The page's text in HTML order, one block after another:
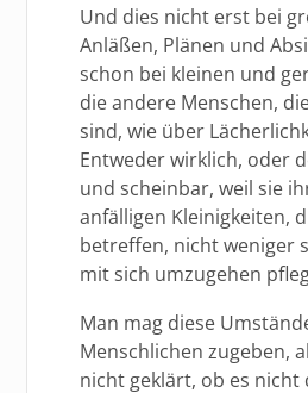
Und dies nicht erst bei
Anläßen, Plänen und
schon bei kleinen und
die andere Menschen,
sind, wie über
Entweder wirklich, oder
und scheinbar, weil sie
anfälligen Kleinigkeiten,
betreffen, nicht weniger
mit sich umzugehen
Man mag diese
Menschlichen zugeben,
nicht geklärt, ob es nicht